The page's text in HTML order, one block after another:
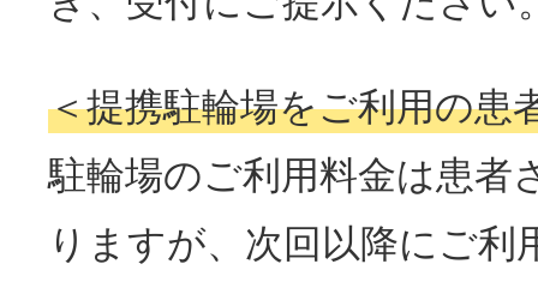
＜提携駐輪場をご利用の患
駐輪場のご利用料金は患者
りますが、次回以降にご利